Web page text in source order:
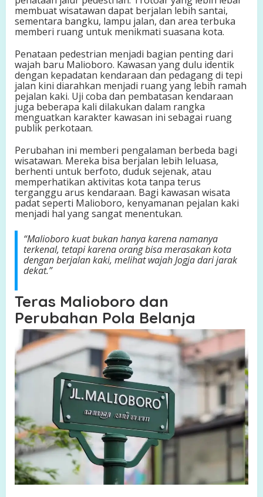
membuat wisatawan dapat berjalan lebih santai,
sementara bangku, lampu jalan, dan area terbuka
memberi ruang untuk menikmati suasana kota.
Penataan pedestrian menjadi bagian penting dari
wajah baru Malioboro. Kawasan yang dulu identik
dengan kepadatan kendaraan dan pedagang di tepi
jalan kini diarahkan menjadi ruang yang lebih ramah
pejalan kaki. Uji coba dan pembatasan kendaraan
juga beberapa kali dilakukan dalam rangka
menguatkan karakter kawasan ini sebagai ruang
publik perkotaan.
Perubahan ini memberi pengalaman berbeda bagi
wisatawan. Mereka bisa berjalan lebih leluasa,
berhenti untuk berfoto, duduk sejenak, atau
memperhatikan aktivitas kota tanpa terus
terganggu arus kendaraan. Bagi kawasan wisata
padat seperti Malioboro, kenyamanan pejalan kaki
menjadi hal yang sangat menentukan.
“Malioboro kuat bukan hanya karena namanya
terkenal, tetapi karena orang bisa merasakan kota
dengan berjalan kaki, melihat wajah Jogja dari jarak
dekat.”
Teras Malioboro dan
Perubahan Pola Belanja